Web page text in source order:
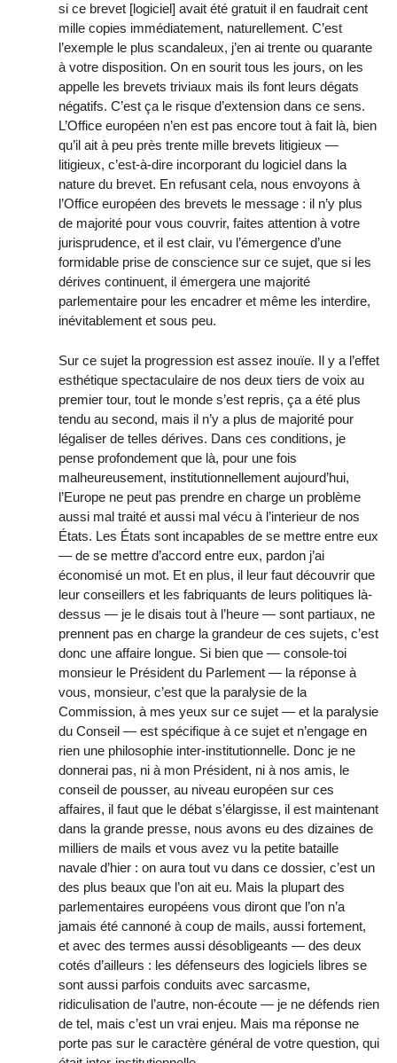
si ce brevet [logiciel] avait été gratuit il en faudrait cent
mille copies immédiatement, naturellement. C’est
l’exemple le plus scandaleux, j’en ai trente ou quarante
à votre disposition. On en sourit tous les jours, on les
appelle les brevets triviaux mais ils font leurs dégats
négatifs. C’est ça le risque d’extension dans ce sens.
L’Office européen n’en est pas encore tout à fait là, bien
qu’il ait à peu près trente mille brevets litigieux —
litigieux, c’est-à-dire incorporant du logiciel dans la
nature du brevet. En refusant cela, nous envoyons à
l’Office européen des brevets le message : il n’y plus
de majorité pour vous couvrir, faites attention à votre
jurisprudence, et il est clair, vu l’émergence d’une
formidable prise de conscience sur ce sujet, que si les
dérives continuent, il émergera une majorité
parlementaire pour les encadrer et même les interdire,
inévitablement et sous peu.
Sur ce sujet la progression est assez inouïe. Il y a l’effet
esthétique spectaculaire de nos deux tiers de voix au
premier tour, tout le monde s’est repris, ça a été plus
tendu au second, mais il n’y a plus de majorité pour
légaliser de telles dérives. Dans ces conditions, je
pense profondement que là, pour une fois
malheureusement, institutionnellement aujourd’hui,
l’Europe ne peut pas prendre en charge un problème
aussi mal traité et aussi mal vécu à l’interieur de nos
États. Les États sont incapables de se mettre entre eux
— de se mettre d’accord entre eux, pardon j’ai
économisé un mot. Et en plus, il leur faut découvrir que
leur conseillers et les fabriquants de leurs politiques là-
dessus — je le disais tout à l’heure — sont partiaux, ne
prennent pas en charge la grandeur de ces sujets, c’est
donc une affaire longue. Si bien que — console-toi
monsieur le Président du Parlement — la réponse à
vous, monsieur, c’est que la paralysie de la
Commission, à mes yeux sur ce sujet — et la paralysie
du Conseil — est spécifique à ce sujet et n’engage en
rien une philosophie inter-institutionnelle. Donc je ne
donnerai pas, ni à mon Président, ni à nos amis, le
conseil de pousser, au niveau européen sur ces
affaires, il faut que le débat s’élargisse, il est maintenant
dans la grande presse, nous avons eu des dizaines de
milliers de mails et vous avez vu la petite bataille
navale d’hier : on aura tout vu dans ce dossier, c’est un
des plus beaux que l’on ait eu. Mais la plupart des
parlementaires européens vous diront que l’on n’a
jamais été cannoné à coup de mails, aussi fortement,
et avec des termes aussi désobligeants — des deux
cotés d’ailleurs : les défenseurs des logiciels libres se
sont aussi parfois conduits avec sarcasme,
ridiculisation de l’autre, non-écoute — je ne défends rien
de tel, mais c’est un vrai enjeu. Mais ma réponse ne
porte pas sur le caractère général de votre question, qui